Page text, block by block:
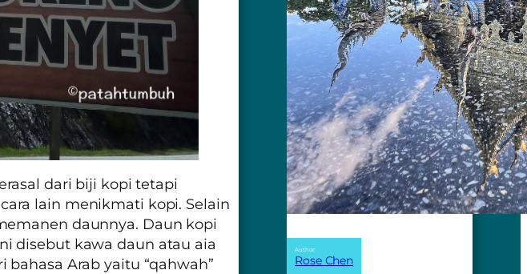
dari biji kopi tetapi
lain menikmati kopi. Selain
daunnya. Daun kopi
disebut kawa daun atau aia
bahasa Arab yaitu “qahwah”
Author:
Rose Chen